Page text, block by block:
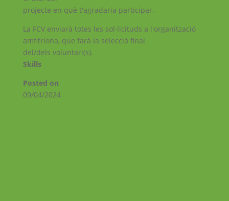
projecte en què t'agradaria participar.
La FCV enviarà totes les sol·licituds a l'organització
amfitriona, que farà la selecció final
del/dels voluntari(s).
Skills
Posted on
09/04/2024